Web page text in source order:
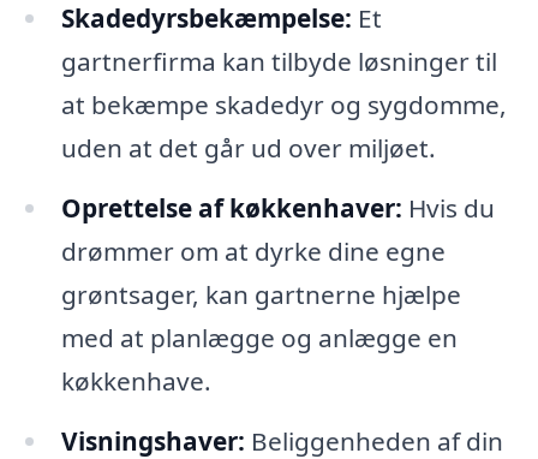
Skadedyrsbekæmpelse: Et
gartnerfirma kan tilbyde løsninger til
at bekæmpe skadedyr og sygdomme,
uden at det går ud over miljøet.
Oprettelse af køkkenhaver: Hvis du
drømmer om at dyrke dine egne
grøntsager, kan gartnerne hjælpe
med at planlægge og anlægge en
køkkenhave.
Visningshaver: Beliggenheden af din